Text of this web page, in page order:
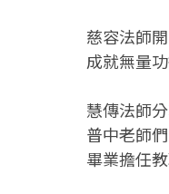
慈容法師
成就無量
慧傳法師
普中老師
畢業擔任